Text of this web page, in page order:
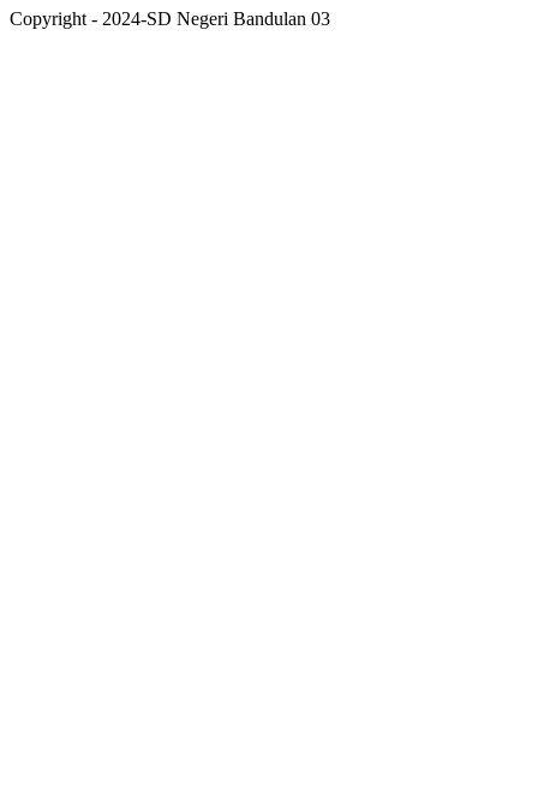
Copyright - 2024-SD Negeri Bandulan 03